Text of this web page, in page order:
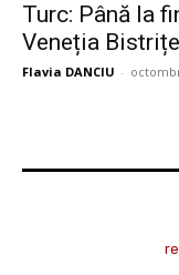
Turc: Până la
Veneția
Flavia DANCIU -